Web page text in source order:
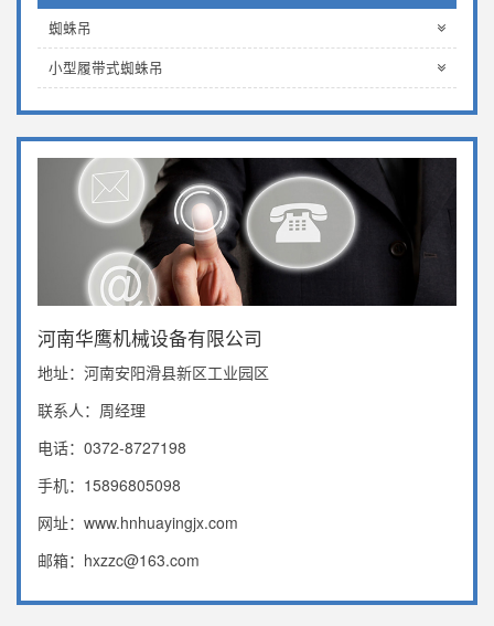
蜘蛛吊
小型履带式蜘蛛吊
河南华鹰机械设备有限公司
地址：河南安阳滑县新区工业园区
联系人：周经理
电话：0372-8727198
手机：15896805098
网址：www.hnhuayingjx.com
邮箱：hxzzc@163.com